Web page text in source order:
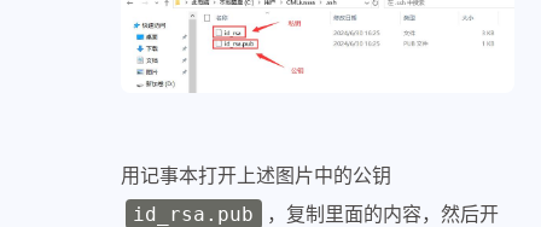
用记事本打开上述图片中的公钥
id_rsa.pub
，复制里面的内容，然后开